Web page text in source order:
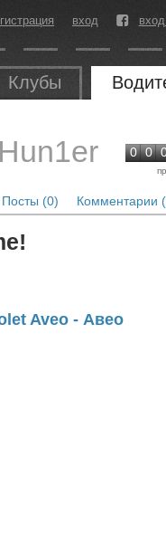
вход
Клубы
0 0
Посты (0) Комментарии
Aveo - Авео